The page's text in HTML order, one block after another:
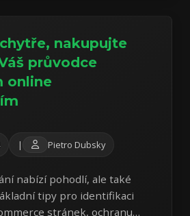
nakupujte
průvodce
online
| Pietro Dubsky
nabízí pohodlí, ale také
tipy pro identifikaci
stránek, ochranu